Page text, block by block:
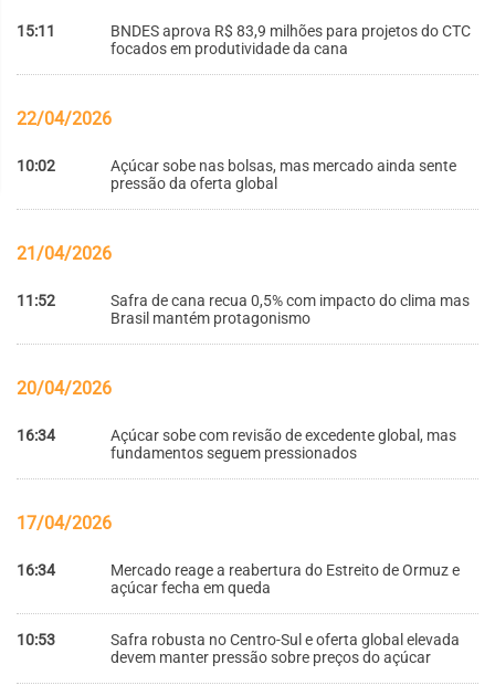
15:11
BNDES aprova R$ 83,9 milhões para projetos do CTC
focados em produtividade da cana
22/04/2026
10:02
Açúcar sobe nas bolsas, mas mercado ainda sente
pressão da oferta global
21/04/2026
11:52
Safra de cana recua 0,5% com impacto do clima mas
Brasil mantém protagonismo
20/04/2026
16:34
Açúcar sobe com revisão de excedente global, mas
fundamentos seguem pressionados
17/04/2026
16:34
Mercado reage a reabertura do Estreito de Ormuz e
açúcar fecha em queda
10:53
Safra robusta no Centro-Sul e oferta global elevada
devem manter pressão sobre preços do açúcar